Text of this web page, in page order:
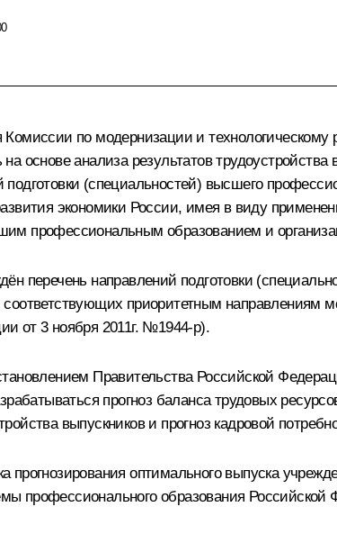
Комиссии по модернизации и
основе анализа результатов
подготовки (специальностей) высшего
экономики России, имея в виду
профессиональным образованием и
перечень направлений подготовки
приоритетным направлениям
от 3 ноября 2011г. №1944-р).
Правительства Российской
прогноз баланса трудовых
выпускников и прогноз кадровой
прогнозирования оптимального выпуска
профессионального образования